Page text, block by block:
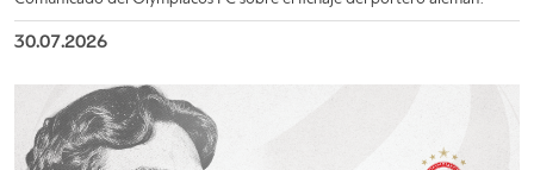
30.07.2026